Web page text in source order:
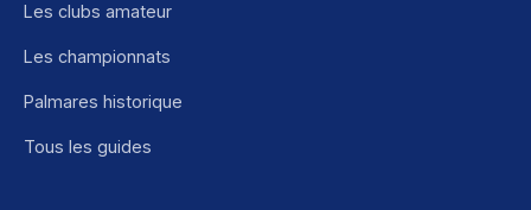
Les clubs amateur
Les championnats
Palmares historique
Tous les guides